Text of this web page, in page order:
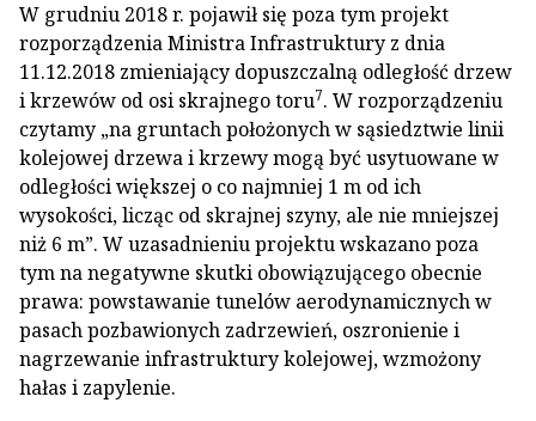
W grudniu 2018 r. pojawił się poza tym projekt
rozporządzenia Ministra Infrastruktury z dnia
11.12.2018 zmieniający dopuszczalną odległość drzew
i krzewów od osi skrajnego toru7. W rozporządzeniu
czytamy „na gruntach położonych w sąsiedztwie linii
kolejowej drzewa i krzewy mogą być usytuowane w
odległości większej o co najmniej 1 m od ich
wysokości, licząc od skrajnej szyny, ale nie mniejszej
niż 6 m”. W uzasadnieniu projektu wskazano poza
tym na negatywne skutki obowiązującego obecnie
prawa: powstawanie tunelów aerodynamicznych w
pasach pozbawionych zadrzewień, oszronienie i
nagrzewanie infrastruktury kolejowej, wzmożony
hałas i zapylenie.